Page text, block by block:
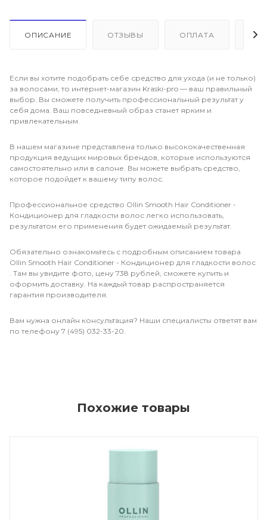
ОПИСАНИЕ ОТЗЫВЫ ОПЛАТА
Если вы хотите подобрать себе средство для ухода (и не только)
за волосами, то интернет-магазин Kraski-pro — ваш правильный
выбор. Вы сможете получить профессиональный результат у
себя дома. Ваш повседневный образ станет ярким и
привлекательным.
В нашем магазине представлена только высококачественная
продукция ведущих мировых брендов, которые используются
самостоятельно или в салоне. Вы можете выбрать средство,
которое подойдет к вашему типу волос.
Профессиональное средство Ollin Smooth Hair Conditioner -
Кондиционер для гладкости волос легко использовать,
результатом его применения будет ожидаемый результат.
Обязательно ознакомьтесь с подробным описанием товара
Ollin Smooth Hair Conditioner - Кондиционер для гладкости волос
. Там вы увидите фото, цену 738 рублей, сможете купить и
оформить доставку. На каждый товар распространяется
гарантия производителя.
Вам нужна онлайн консультация? Наши специалисты ответят вам
по телефону 7 (495) 032-33-20.
Похожие товары